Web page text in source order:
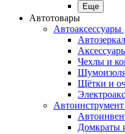
Еще
Автотовары
Автоаксессуары
Чехлы и
Щётки и
Автоинструмент
Домкраты